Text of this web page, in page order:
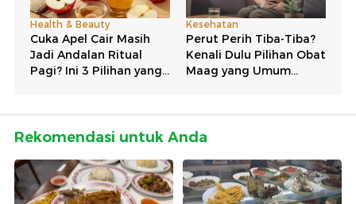
Rekomendasi untuk Anda